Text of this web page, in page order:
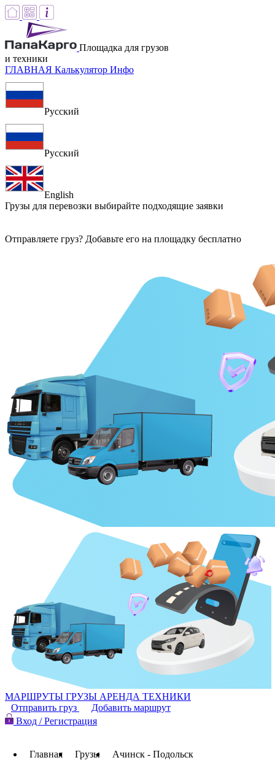
Площадка для грузов
и техники
ГЛАВНАЯ Калькулятор Инфо
Русский
Русский
English
Грузы для перевозки выбирайте подходящие заявки
Отправляете груз? Добавьте его на площадку бесплатно
МАРШРУТЫ ГРУЗЫ АРЕНДА ТЕХНИКИ
Отправить груз
Добавить маршрут
Вход / Регистрация
Главная Грузы Ачинск - Подольск